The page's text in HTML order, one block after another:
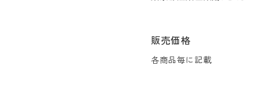
販売価格
各商品毎に記載